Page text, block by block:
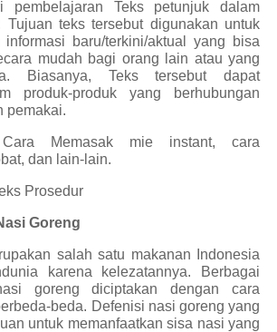
pembelajaran Teks petunjuk dalam
Tujuan teks tersebut digunakan untuk
informasi baru/terkini/aktual yang bisa
mudah bagi orang lain atau yang
Biasanya, Teks tersebut dapat
produk-produk yang berhubungan
pemakai.
Memasak mie instant, cara
dan lain-lain.
Prosedur
Goreng
salah satu makanan Indonesia
karena kelezatannya. Berbagai
goreng diciptakan dengan cara
beda. Defenisi nasi goreng yang
untuk memanfaatkan sisa nasi yang